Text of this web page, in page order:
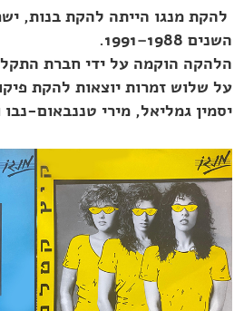
להקת מנגו הייתה להקת בנות,
השנים 1988–1991.
הלהקה הוקמה על ידי חברת
על שלוש זמרות יוצאות להקת
יסמין גמליאל, מירי טננבאום-